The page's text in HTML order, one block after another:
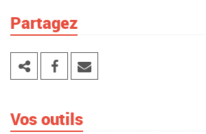
Partagez
Vos outils